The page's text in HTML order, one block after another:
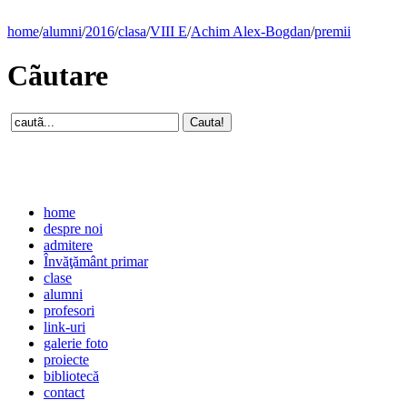
home/alumni/2016/clasa/VIII E/Achim Alex-Bogdan/premii
Cãutare
home
despre noi
admitere
Învăţământ primar
clase
alumni
profesori
link-uri
galerie foto
proiecte
bibliotecă
contact